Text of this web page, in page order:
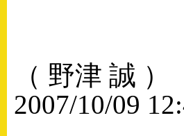
（ 野津 誠 ）
2007/10/09